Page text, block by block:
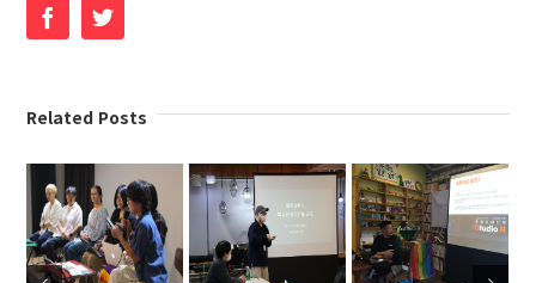
FacebookTwitter
Related Posts